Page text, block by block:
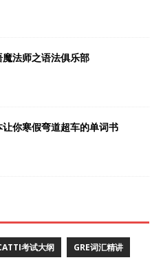
法师之语法俱乐部
你寒假弯道超车的单词书
考试大纲 GRE词汇精讲